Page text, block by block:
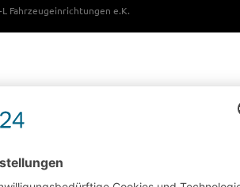
Fahrzeugeinrichtungen e.K.